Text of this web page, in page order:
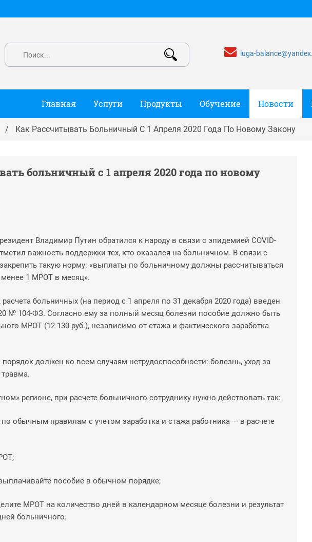
luga-
Главная Услуги Продукты Обучение Новости
Как Рассчитывать Больничный С 1 Апреля 2020 Года По Новому Закону
больничный с 1 апреля 2020 года по новому
Владимир Путин обратился к народу в связи с эпидемией COVID-
важность поддержки тех, кто оказался на больничном. В связи с
такую норму: «выплаты по больничному должны рассчитываться
1 МРОТ в месяц».
больничных (на период с 1 апреля по 31 декабря 2020 года) введен
№ 104-ФЗ. Согласно ему за полный месяц болезни пособие должно быть
МРОТ (12 130 руб.), независимо от стажа и фактического заработка
должен ко всем случаям нетрудоспособности: болезнь, уход за
регионе, при расчете больничного сотруднику нужно действовать так:
по обычным правилам с учетом заработка и стажа работника — в расчете
пособие в обычном порядке;
МРОТ на количество дней в календарном месяце болезни и результат
больничного.